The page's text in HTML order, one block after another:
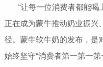
“让每一位消费者都能喝
正在成为蒙牛推动奶业振兴
径。蒙牛软牛奶的发布，是
始终坚守“消费者第一第一